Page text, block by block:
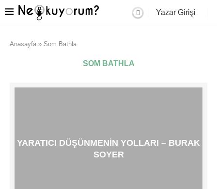
Yazar Girişi
Anasayfa » Som Bathla
SOM BATHLA
YARATICI DÜŞÜNMENIN YOLLARI – BURAK
SOYER